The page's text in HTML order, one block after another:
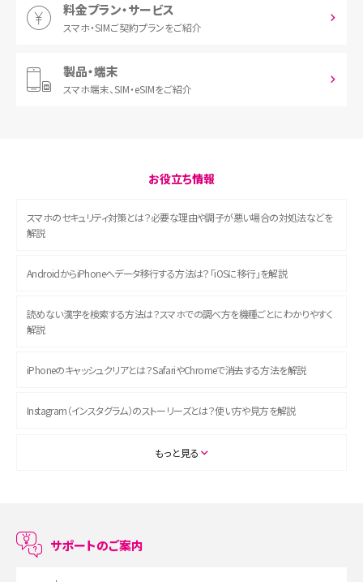
料金プラン・サービス
スマホ・SIMご契約プランをご紹介
製品・端末
スマホ端末、SIM・eSIMをご紹介
お役立ち情報
スマホのセキュリティ対策とは？必要な理由や調子が悪い場合の対処法などを
解説
AndroidからiPhoneへデータ移行する方法は？「iOSに移行」を解説
読めない漢字を検索する方法は？スマホでの調べ方を機種ごとにわかりやすく
解説
iPhoneのキャッシュクリアとは？SafariやChromeで消去する方法を解説
Instagram（インスタグラム）のストーリーズとは？使い方や見方を解説
ASMRとは？初心者向けの代表ジャンルや楽しみ方を解説
LINEで友だちを削除する方法は？方法ごとの影響や復活・復元する方法も解説
もっと見る
サポートのご案内